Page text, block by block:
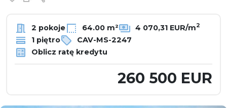
2 pokoje 64.00 m² 4 070,31 EUR/m2
1 piętro
CAV-MS-2247
Oblicz ratę kredytu
260 500 EUR